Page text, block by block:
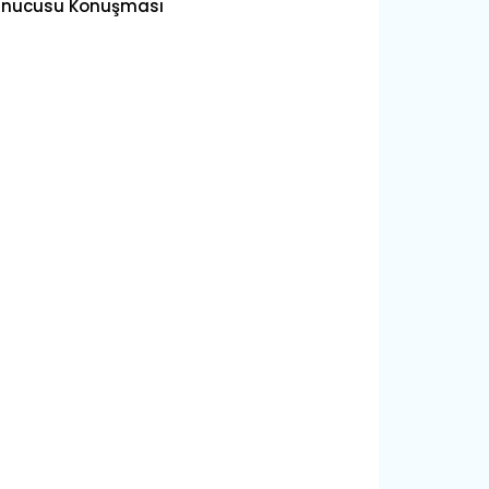
Konuşması